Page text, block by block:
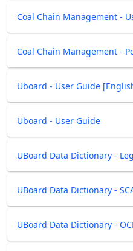
Coal Chain Management -
Coal Chain Management -
Uboard - User Guide
Uboard - User Guide
UBoard Data Dictionary -
UBoard Data Dictionary -
UBoard Data Dictionary -